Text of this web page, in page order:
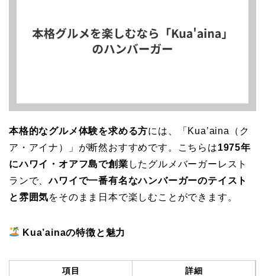
本格的なグルメ体験を求める方には、「Kua’aina（ク
ア・アイナ）」が断然おすすめです。こちらは1975年
にハワイ・オアフ島で創業 したグルメバーガーレスト
ランで、ハワイで一番有名なハンバーガーのテイスト
と雰囲気をそのまま日本で楽しむことができます。
Kua’ainaの特徴と魅力
項目 詳細